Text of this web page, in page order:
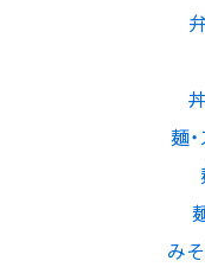
麺
みそ